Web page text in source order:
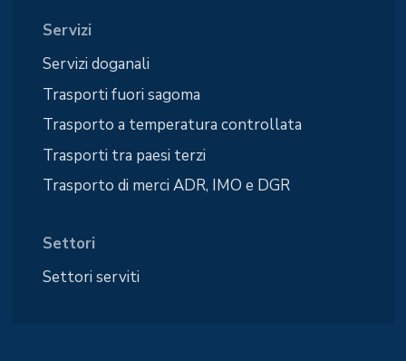
Servizi
Servizi doganali
Trasporti fuori sagoma
Trasporto a temperatura controllata
Trasporti tra paesi terzi
Trasporto di merci ADR, IMO e DGR
Settori
Settori serviti